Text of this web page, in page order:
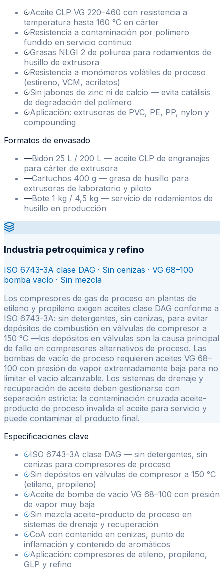
Aceite CLP VG 220–460 con resistencia a
temperatura hasta 160 °C en cárter
Resistencia a contaminación por polímero
fundido en servicio continuo
Grasas NLGI 2 de poliurea para rodamientos de
husillo de extrusora
Resistencia a monómeros volátiles de proceso
(estireno, VCM, acrilatos)
Sin jabones de zinc ni de calcio — evita catálisis
de degradación del polímero
Aplicación: extrusoras de PVC, PE, PP, nylon y
compounding
Formatos de envasado
—Bidón 25 L / 200 L — aceite CLP de engranajes
para cárter de extrusora
—Cartuchos 400 g — grasa de husillo para
extrusoras de laboratorio y piloto
—Bote 1 kg / 4,5 kg — servicio de rodamientos de
husillo en producción
Industria petroquímica y refino
ISO 6743-3A clase DAG · Sin cenizas · VG 68–100
bomba vacío · Sin mezcla
Los compresores de gas de proceso en plantas de
etileno y propileno exigen aceites clase DAG conforme a
ISO 6743-3A: sin detergentes, sin cenizas, para evitar
depósitos de combustión en válvulas de compresor a
150 °C —los depósitos en válvulas son la causa principal
de fallo en compresores alternativos de proceso. Las
bombas de vacío de proceso requieren aceites VG 68–
100 con presión de vapor extremadamente baja para no
limitar el vacío alcanzable. Los sistemas de drenaje y
recuperación de aceite deben gestionarse con
separación estricta: la contaminación cruzada aceite-
producto de proceso invalida el aceite para servicio y
puede contaminar el producto final.
Especificaciones clave
ISO 6743-3A clase DAG — sin detergentes, sin
cenizas para compresores de proceso
Sin depósitos en válvulas de compresor a 150 °C
(etileno, propileno)
Aceite de bomba de vacío VG 68–100 con presión
de vapor muy baja
Sin mezcla aceite-producto de proceso en
sistemas de drenaje y recuperación
CoA con contenido en cenizas, punto de
inflamación y contenido de aromáticos
Aplicación: compresores de etileno, propileno,
GLP y refino